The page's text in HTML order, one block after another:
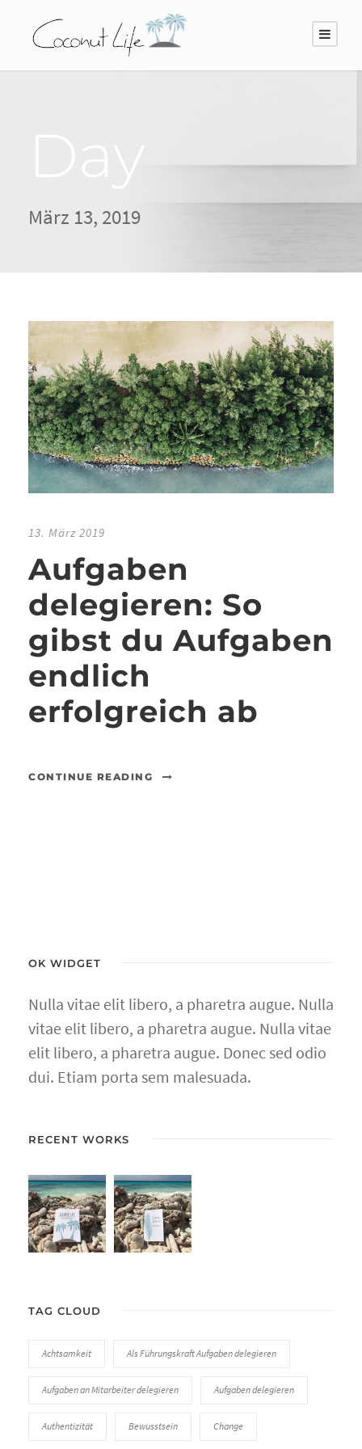
Day
März 13, 2019
13. März 2019
Aufgaben
delegieren: So
gibst du Aufgaben
endlich
erfolgreich ab
CONTINUE READING
OK WIDGET
Nulla vitae elit libero, a pharetra augue. Nulla
vitae elit libero, a pharetra augue. Nulla vitae
elit libero, a pharetra augue. Donec sed odio
dui. Etiam porta sem malesuada.
RECENT WORKS
TAG CLOUD
Achtsamkeit Als Führungskraft Aufgaben delegieren
Aufgaben an Mitarbeiter delegieren Aufgaben delegieren
Authentizität Bewusstsein Change